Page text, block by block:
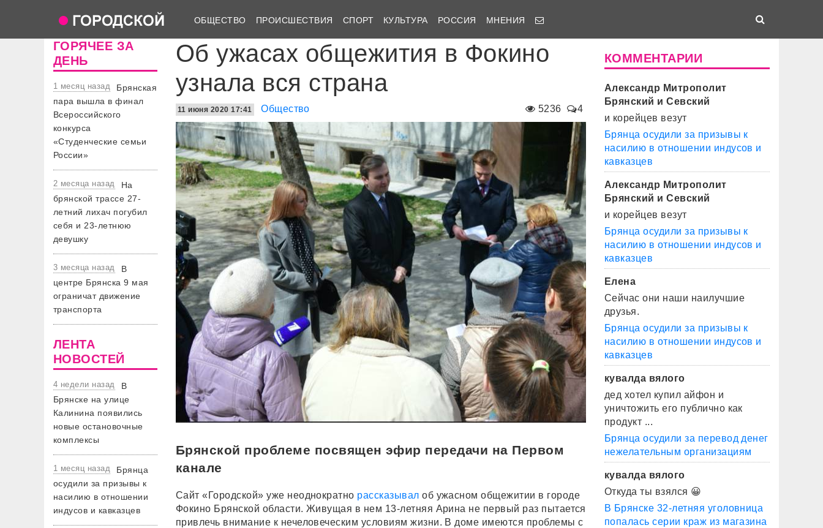
ОБЩЕСТВО ПРОИСШЕСТВИЯ СПОРТ КУЛЬТУРА РОССИЯ МНЕНИЯ
ГОРЯЧЕЕ ЗА
ДЕНЬ
1 месяц назад
Брянская
пара вышла в финал
Всероссийского
конкурса
«Студенческие семьи
России»
2 месяца назад
На
брянской трассе 27-
летний лихач погубил
себя и 23-летнюю
девушку
3 месяца назад
В
центре Брянска 9 мая
ограничат движение
транспорта
ЛЕНТА
НОВОСТЕЙ
4 недели назад
В
Брянске на улице
Калинина появились
новые остановочные
комплексы
1 месяц назад
Брянца
осудили за призывы к
насилию в отношении
индусов и кавказцев
Об ужасах общежития в Фокино
узнала вся страна
5236 4
11 июня 2020 17:41 Общество
Брянской проблеме посвящен эфир передачи на Первом
канале
Сайт «Городской» уже неоднократно рассказывал об ужасном общежитии в городе
Фокино Брянской области. Живущая в нем 13-летняя Арина не первый раз пытается
привлечь внимание к нечеловеческим условиям жизни. В доме имеются проблемы с
КОММЕНТАРИИ
Александр Митрополит
Брянский и Севский
и корейцев везут
Брянца осудили за призывы к
насилию в отношении индусов и
кавказцев
Александр Митрополит
Брянский и Севский
и корейцев везут
Брянца осудили за призывы к
насилию в отношении индусов и
кавказцев
Елена
Сейчас они наши наилучшие
друзья.
Брянца осудили за призывы к
насилию в отношении индусов и
кавказцев
кувалда вялого
дед хотел купил айфон и
уничтожить его публично как
продукт ...
Брянца осудили за перевод денег
нежелательным организациям
кувалда вялого
Откуда ты взялся 😀
В Брянске 32-летняя уголовница
попалась серии краж из магазина